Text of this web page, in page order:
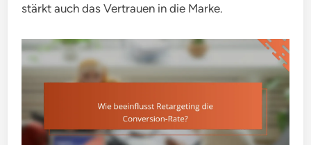
stärkt auch das Vertrauen in die Marke.